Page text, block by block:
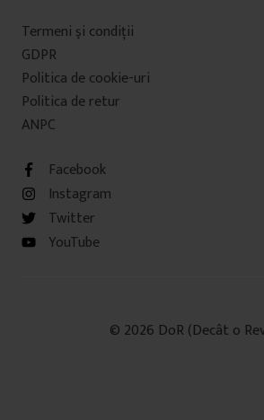
Termeni şi condiţii
GDPR
Politica de cookie-uri
Politica de retur
ANPC
Facebook
Instagram
Twitter
YouTube
© 2026 DoR (Decât o